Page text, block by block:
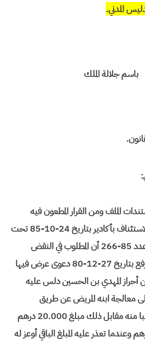
المدني.
باسم جلالة الملك
الملف ومن القرار المطعون فيه
الصادر عن محكمة الاستئناف بأكادير بتاريخ 24-10-85 تحت
عدد 1562 في الملف عدد 85-266 أن المطلوب في النقض
عدنان مولاي المهدي رفع بتاريخ 27-12-80 دعوى عرض فيها
أحراز المهدي بن الحسين دلس عليه
معالجة ابنه المريض عن طريق
الشعوذة والسحر طالبا منه مقابل ذلك مبلغ 20.000 درهم
له منه 6500 درهم وعندما تعذر عليه المبلغ الباقي أوعز له